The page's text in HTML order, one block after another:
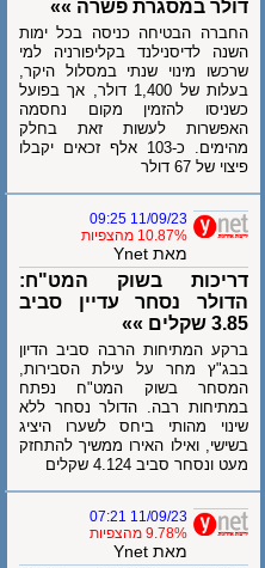
דולר במסגרת פשרה »»
החברה הבטיחה כניסה בכל ימות
השנה לדיסנילנד בקליפורניה למי
שרכשו מינוי שנתי במסלול היקר,
בעלות של 1,400 דולר, אך בפועל
כשניסו להזמין מקום נחסמה
האפשרות לעשות זאת בחלק
מהימים. כ-103 אלף זכאים יקבלו
פיצוי של 67 דולר
11/09/23 09:25
10.87% מהצפיות
מאת Ynet
דריכות בשוק המט"ח:
הדולר נסחר עדיין סביב
3.85 שקלים »»
ברקע המתיחות הרבה סביב הדיון
בבג"ץ מחר על עילת הסבירות,
המסחר בשוק המט"ח נפתח
במתיחות רבה. הדולר נסחר ללא
שינוי מהותי ביחס לשערו היציג
בשישי, ואילו האירו ממשיך להתחזק
מעט ונסחר סביב 4.124 שקלים
11/09/23 07:21
9.78% מהצפיות
מאת Ynet